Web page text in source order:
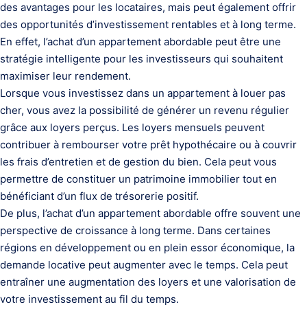
des avantages pour les locataires, mais peut également offrir
des opportunités d’investissement rentables et à long terme.
En effet, l’achat d’un appartement abordable peut être une
stratégie intelligente pour les investisseurs qui souhaitent
maximiser leur rendement.
Lorsque vous investissez dans un appartement à louer pas
cher, vous avez la possibilité de générer un revenu régulier
grâce aux loyers perçus. Les loyers mensuels peuvent
contribuer à rembourser votre prêt hypothécaire ou à couvrir
les frais d’entretien et de gestion du bien. Cela peut vous
permettre de constituer un patrimoine immobilier tout en
bénéficiant d’un flux de trésorerie positif.
De plus, l’achat d’un appartement abordable offre souvent une
perspective de croissance à long terme. Dans certaines
régions en développement ou en plein essor économique, la
demande locative peut augmenter avec le temps. Cela peut
entraîner une augmentation des loyers et une valorisation de
votre investissement au fil du temps.